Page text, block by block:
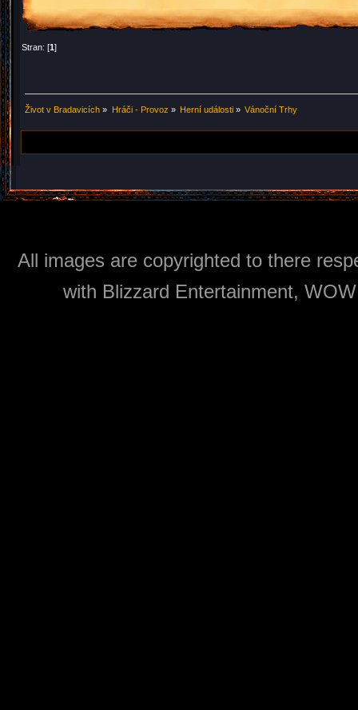
Stran: [1]
Život v Bradavicích » Hráči - Provoz » Herní události» Vánoční Trhy
All images are copyrighted to there
with Blizzard Entertainment,